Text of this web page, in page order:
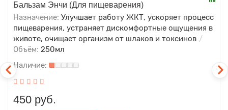
Бальзам Энчи (Для пищеварения)
Назначение: Улучшает работу ЖКТ, ускоряет процесс
пищеварения, устраняет дискомфортные ощущения в
животе, очищает организм от шлаков и токсинов
Объём: 250мл
450 руб.